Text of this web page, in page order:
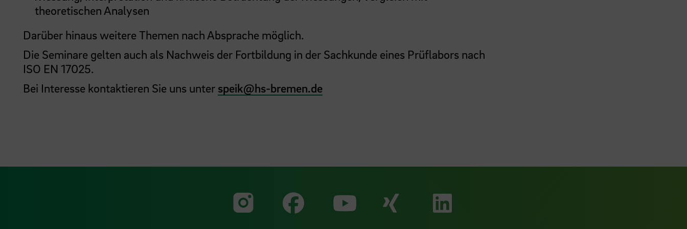
theoretischen Analysen
Darüber hinaus weitere Themen nach Absprache möglich.
Die Seminare gelten auch als Nachweis der Fortbildung in der Sachkunde eines Prüflabors nach
ISO EN 17025.
Bei Interesse kontaktieren Sie uns unter speik@hs-bremen.de
Zu unserer Facebook Seite
Zu unserer Xing Seite
Zu unserer LinkedIn Seite